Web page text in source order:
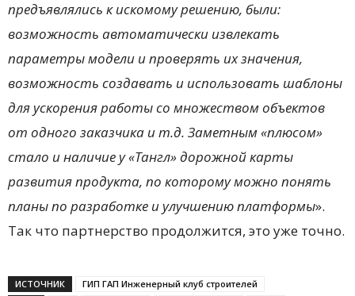
предъявлялись к искомому решению, были:
возможность автоматически извлекать
параметры модели и проверять их значения,
возможность создавать и использовать шаблоны
для ускорения работы со множеством объектов
от одного заказчика и т.д. Заметным «плюсом»
стало и наличие у «Тангл» дорожной карты
развития продукта, по которому можно понять
планы по разработке и улучшению платформы».
Так что партнерство продолжится, это уже точно.
ИСТОЧНИК
ГИП ГАП Инженерный клуб строителей